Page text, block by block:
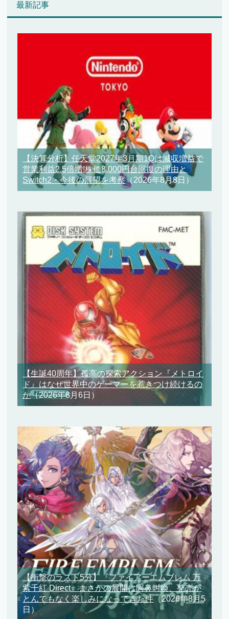
最新記事
【決算分析】任天堂2027年3月期1Qは減収増益で
営業利益2.5倍増!株価8,000円台回復の理由と
Switch2・今後の展望を考察（2026年8月8日）
【生誕40周年】孤高の探索アクション『メトロイ
ド』はなぜ世界中のゲーマーを惹きつけ続けるの
か（2026年8月6日）
【衝撃のラスト5分】『ファイアーエムブレム 万
紫千紅 Direct』まさかの展開に阿鼻叫喚、発売が
とんでもなく楽しみになってきた件（2026年8月5
日）